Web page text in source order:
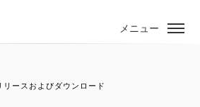
メニュー
リースおよびダウンロード